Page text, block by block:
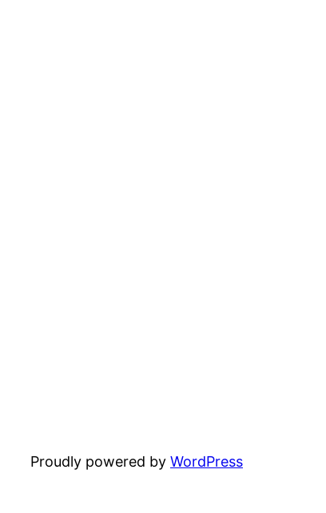
Proudly powered by WordPress